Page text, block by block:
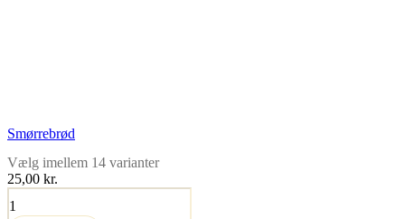
Smørrebrød
Vælg imellem 14 varianter
25,00 kr.
Smørrebrød
antal